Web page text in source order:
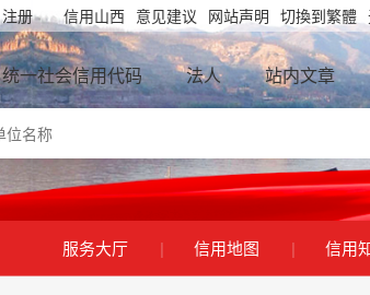
切換到繁體
网站声明
意见建议
信用山西
注册
统一社会信用代码 法人 站内文章
服务大厅 | 信用地图 | 信用